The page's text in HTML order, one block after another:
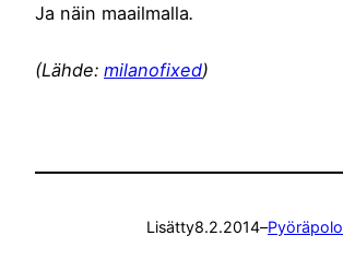
Ja näin maailmalla.
(Lähde: milanofixed)
Lisätty8.2.2014–Pyöräpolo